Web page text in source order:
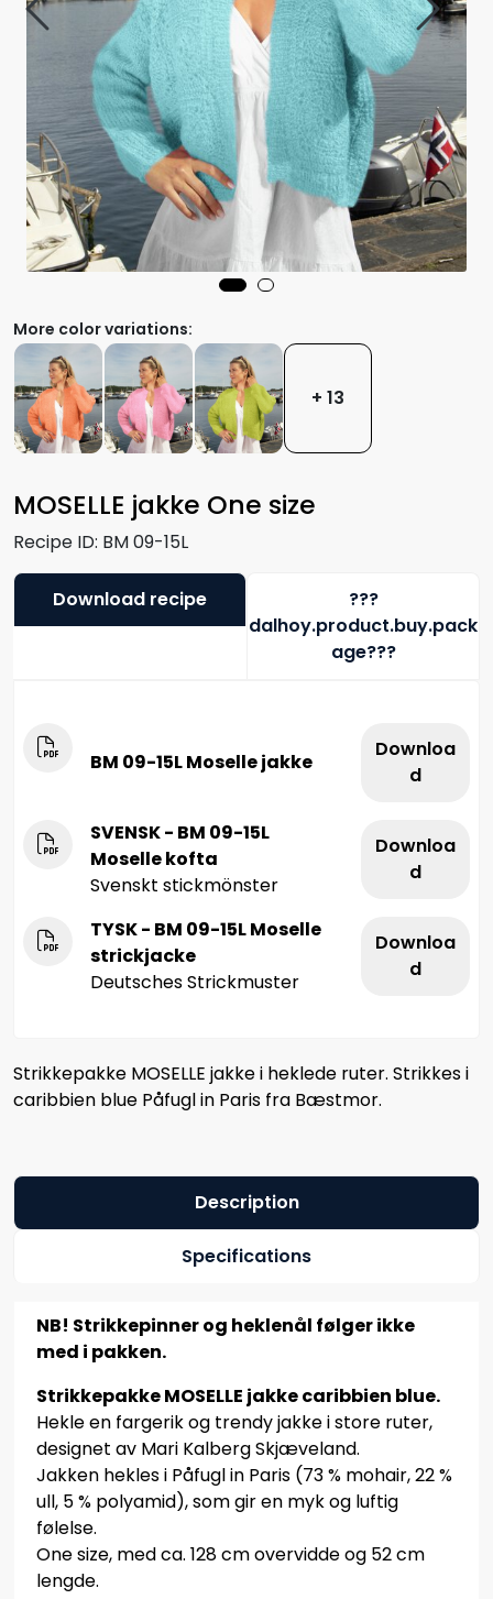
MOSELLE jakke One size
Recipe ID: BM 09-15L
More color variations:
+ 13
Download recipe
???
dalhoy.product.buy.pack
age???
BM 09-15L Moselle jakke
Downloa
d
SVENSK - BM 09-15L
Moselle kofta
Svenskt stickmönster
Downloa
d
TYSK - BM 09-15L Moselle
strickjacke
Deutsches Strickmuster
Downloa
d
Strikkepakke MOSELLE jakke i heklede ruter. Strikkes i
caribbien blue Påfugl in Paris fra Bæstmor.
Description
Specifications
NB! Strikkepinner og heklenål følger ikke
med i pakken.
Strikkepakke MOSELLE jakke caribbien blue.
Hekle en fargerik og trendy jakke i store ruter,
designet av Mari Kalberg Skjæveland.
Jakken hekles i Påfugl in Paris (73 % mohair, 22 %
ull, 5 % polyamid), som gir en myk og luftig
følelse.
One size, med ca. 128 cm overvidde og 52 cm
lengde.